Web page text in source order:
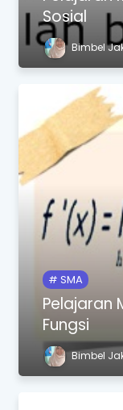
Sosial
Bimbel
SMA
Pelajaran
Fungsi
Bimbel